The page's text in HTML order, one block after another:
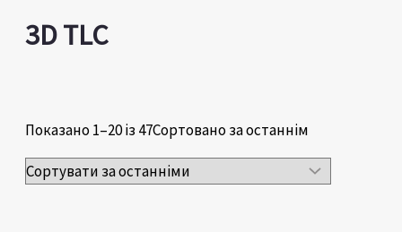
3D TLC
Показано 1–20 із 47Сортовано за останнім